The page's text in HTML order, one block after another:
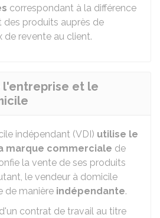
correspondant à la différence
des produits auprès de
de revente au client.
et le
indépendant (VDI) utilise le
marque commerciale de
la vente de ses produits
le vendeur à domicile
de manière indépendante.
contrat de travail au titre